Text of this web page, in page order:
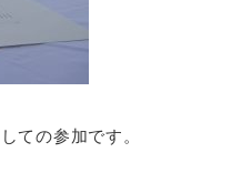
ての参加です。